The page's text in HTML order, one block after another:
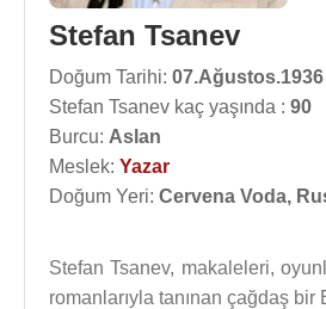
Stefan Tsanev
Doğum Tarihi: 07.Ağustos.1936
Stefan Tsanev kaç yaşında : 90
Burcu: Aslan
Meslek: Yazar
Doğum Yeri: Cervena Voda,
Stefan Tsanev, makaleleri,
romanlarıyla tanınan çağdaş bir